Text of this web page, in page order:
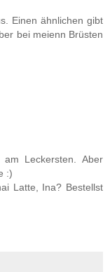
Einen ähnlichen gibt
bei meienn Brüsten
Leckersten. Aber
:)
Latte, Ina? Bestellst